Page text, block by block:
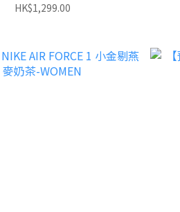
HK$1,299.00